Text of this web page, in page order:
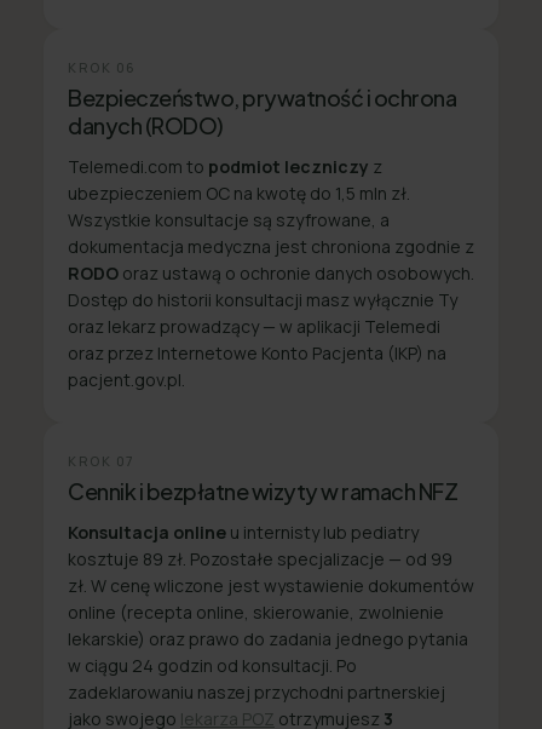
KROK 06
Bezpieczeństwo, prywatność i ochrona
danych (RODO)
Telemedi.com to podmiot leczniczy z
ubezpieczeniem OC na kwotę do 1,5 mln zł.
Wszystkie konsultacje są szyfrowane, a
dokumentacja medyczna jest chroniona zgodnie z
RODO oraz ustawą o ochronie danych osobowych.
Dostęp do historii konsultacji masz wyłącznie Ty
oraz lekarz prowadzący — w aplikacji Telemedi
oraz przez Internetowe Konto Pacjenta (IKP) na
pacjent.gov.pl.
KROK 07
Cennik i bezpłatne wizyty w ramach NFZ
Konsultacja online u internisty lub pediatry
kosztuje 89 zł. Pozostałe specjalizacje — od 99
zł. W cenę wliczone jest wystawienie dokumentów
online (recepta online, skierowanie, zwolnienie
lekarskie) oraz prawo do zadania jednego pytania
w ciągu 24 godzin od konsultacji. Po
zadeklarowaniu naszej przychodni partnerskiej
jako swojego lekarza POZ otrzymujesz 3